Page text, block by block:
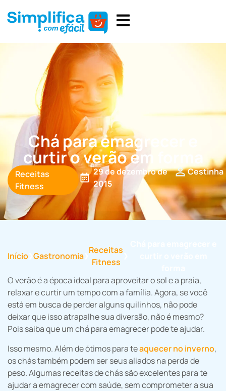
Chá para emagrecer e
curtir o verão em forma
Receitas
Fitness
29 de dezembro de
2015
Cestinha
Início Gastronomia
Receitas
Fitness
O verão é a época ideal para aproveitar o sol e a praia,
relaxar e curtir um tempo com a família. Agora, se você
está em busca de perder alguns quilinhos, não pode
deixar que isso atrapalhe sua diversão, não é mesmo?
Pois saiba que um chá para emagrecer pode te ajudar.
Isso mesmo. Além de ótimos para teaquecer no inverno,
os chás também podem ser seus aliados na perda de
peso. Algumas receitas de chás são excelentes para te
ajudar a emagrecer com saúde, sem comprometer a sua